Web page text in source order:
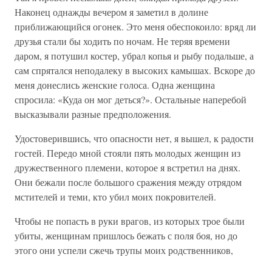
Наконец однажды вечером я заметил в долине
приближающийся огонек. Это меня обеспокоило: вряд ли
друзья стали бы ходить по ночам. Не теряя времени
даром, я потушил костер, убрал копья и рыбу подальше, а
сам спрятался неподалеку в высоких камышах. Вскоре до
меня донеслись женские голоса. Одна женщина
спросила: «Куда он мог деться?». Остальные наперебой
высказывали разные предположения.
Удостоверившись, что опасности нет, я вышел, к радости
гостей. Передо мной стояли пять молодых женщин из
дружественного племени, которое я встретил на днях.
Они бежали после большого сражения между отрядом
мстителей и теми, кто убил моих покровителей.
Чтобы не попасть в руки врагов, из которых трое были
убиты, женщинам пришлось бежать с поля боя, но до
этого они успели сжечь трупы моих родственников,